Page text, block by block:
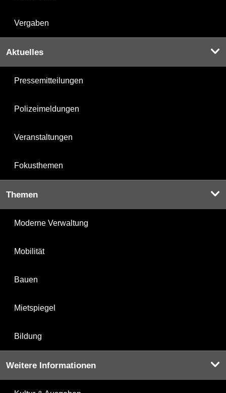
Vergaben
Aktuelles
Pressemitteilungen
Polizeimeldungen
Veranstaltungen
Fokusthemen
Themen
Moderne Verwaltung
Mobilität
Bauen
Mietspiegel
Bildung
Weitere Informationen